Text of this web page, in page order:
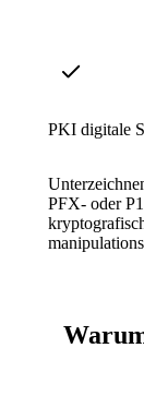
PKI digitale
PFX- oder